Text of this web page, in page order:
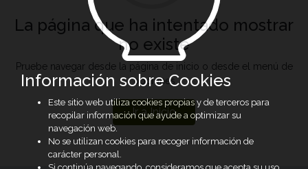
La página que ha intentado mostrar
no existe
Pruebe navegar desde la página de inicio o desde el menú de
opciones
Ir a Inicio
Información sobre Cookies
Este sitio web utiliza cookies propias y de terceros para
recopilar información que ayude a optimizar su
navegación web.
No se utilizan cookies para recoger información de
carácter personal.